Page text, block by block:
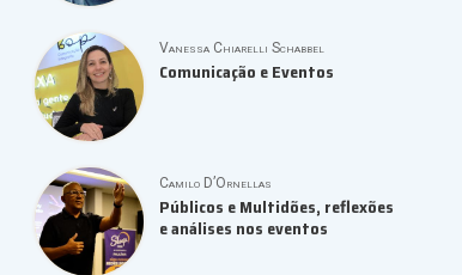
Vanessa Chiarelli Schabbel
Comunicação e Eventos
Camilo D’Ornellas
Públicos e Multidões, reflexões
e análises nos eventos